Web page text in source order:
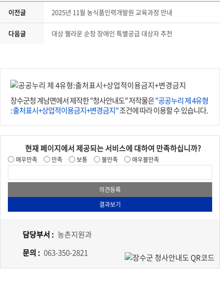
이전글 2025년 11월 농식품인력개발원 교육과정 안내
다음글 대상 웰라운 순창 장애인 특별공급 대상자 추천
장수군청 계남면에서 제작한 "청사안내도" 저작물은"공공누리 제 4유형
: 출처표시+상업적이용금지+변경금지"조건에 따라 이용할 수 있습니다.
현재 페이지에서 제공되는 서비스에 대하여 만족하십니까?
매우만족 만족 보통 불만족 매우불만족
담당부서 : 농촌지원과
문의 : 063-350-2821